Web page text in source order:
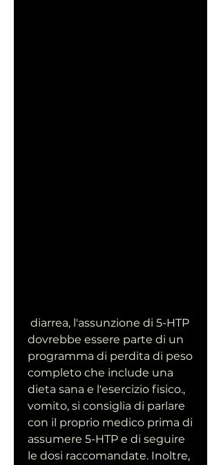
dovrebbe essere parte di un
programma di perdita di peso
completo che include una
dieta sana e l'esercizio fisico.,
vomito, si consiglia di parlare
con il proprio medico prima di
assumere 5-HTP e di seguire
le dosi raccomandate. Inoltre,